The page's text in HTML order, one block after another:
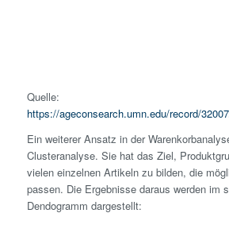
Quelle:
https://ageconsearch.umn.edu/record/
Ein weiterer Ansatz in der
Clusteranalyse. Sie hat das Ziel,
vielen einzelnen Artikeln zu bilden, die
passen. Die Ergebnisse daraus werden im
Dendogramm dargestellt: